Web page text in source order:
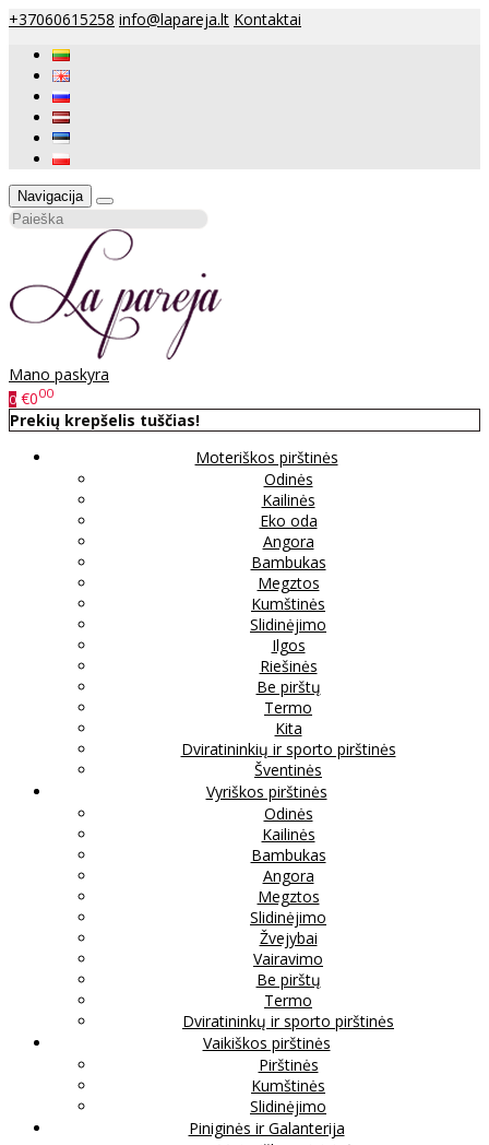
+37060615258 info@lapareja.lt Kontaktai
Navigacija
Mano paskyra
0 €000
Prekių krepšelis tuščias!
Moteriškos pirštinės
Odinės
Kailinės
Eko oda
Angora
Bambukas
Megztos
Kumštinės
Slidinėjimo
Ilgos
Riešinės
Be pirštų
Termo
Kita
Dviratininkių ir sporto pirštinės
Šventinės
Vyriškos pirštinės
Odinės
Kailinės
Bambukas
Angora
Megztos
Slidinėjimo
Žvejybai
Vairavimo
Be pirštų
Termo
Dviratininkų ir sporto pirštinės
Vaikiškos pirštinės
Pirštinės
Kumštinės
Slidinėjimo
Piniginės ir Galanterija